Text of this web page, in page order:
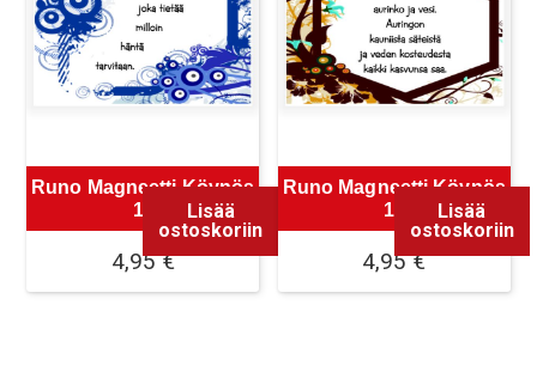
Runo Magneetti Köynös
11
4,95€
Lisää
ostoskoriin
Runo Magneetti Köynös
12
4,95€
Lisää
ostoskoriin